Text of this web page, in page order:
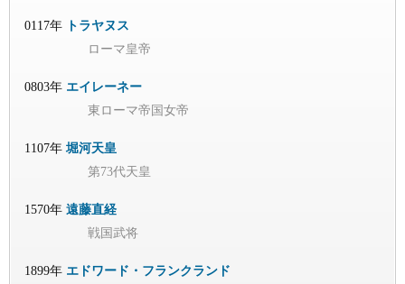
0117年
トラヤヌス
ローマ皇帝
0803年 エイレーネー
東ローマ帝国女帝
1107年 堀河天皇
第73代天皇
1570年 遠藤直経
戦国武将
1899年 エドワード・フランクランド